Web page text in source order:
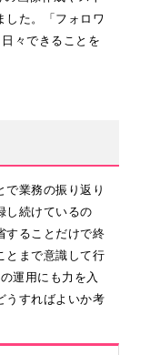
した。「フォロワ
々できることを
で業務の振り返り
し続けているの
することだけで終
とまで意識して行
運用にも力を入
うすればよいか考